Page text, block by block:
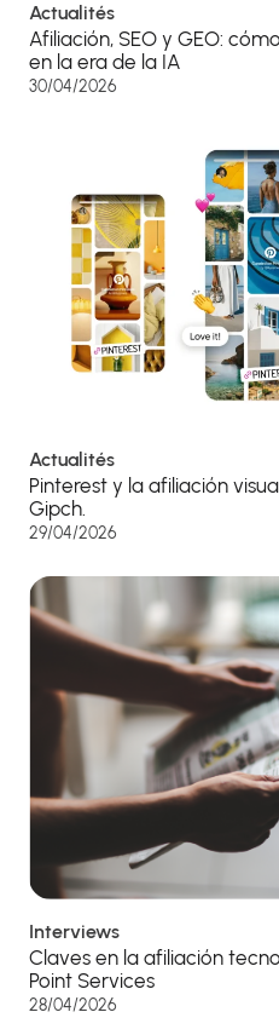
Actualités
Afiliación, SEO y GEO:
en la era de la IA
30/04/2026
Actualités
Pinterest y la afiliación
Gipch.
29/04/2026
Interviews
Claves en la afiliación
Point Services
28/04/2026